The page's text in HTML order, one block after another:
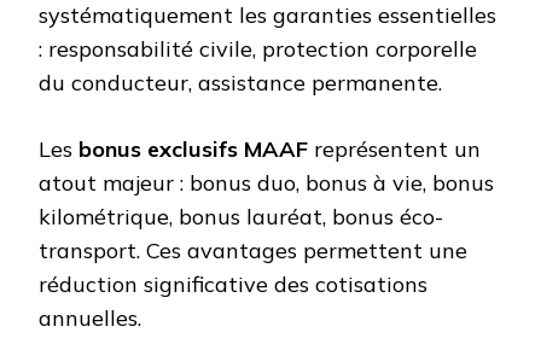
systématiquement les garanties essentielles
: responsabilité civile, protection corporelle
du conducteur, assistance permanente.
Les bonus exclusifs MAAF représentent un
atout majeur : bonus duo, bonus à vie, bonus
kilométrique, bonus lauréat, bonus éco-
transport. Ces avantages permettent une
réduction significative des cotisations
annuelles.